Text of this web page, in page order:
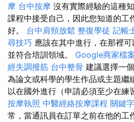
摩 台中按摩 沒有實際經驗的這種
課程中接受自己，因此您知道的工
好。 台中肩頸放鬆 整復學徒 記帳
尋技巧 應該在其中進行，在那裡
並符合培訓領域。 Google商家檔
經失調撥筋 台中整骨 建議選擇一
為論文或科學的學生作品或主題繼
以在國外進行（申請必須至少在練
按摩執照 中醫經絡按摩課程 關鍵
常，當通訊員在訂單之前在他的工